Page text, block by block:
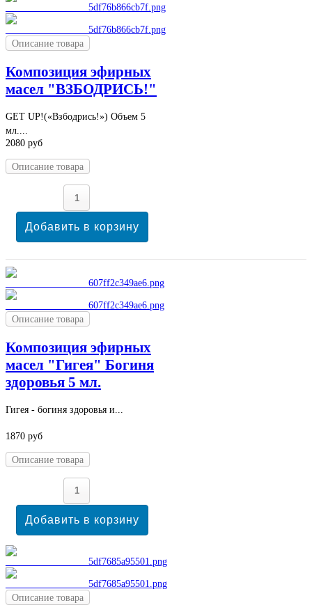
Описание товара
Композиция эфирных
масел "ВЗБОДРИСЬ!"
GET UP!(«Взбодрись!») Объем 5
мл....
2080 руб
Описание товара
Описание товара
Композиция эфирных
масел "Гигея" Богиня
здоровья 5 мл.
Гигея - богиня здоровья и...
1870 руб
Описание товара
Описание товара